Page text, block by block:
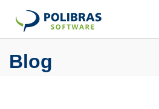
Blog